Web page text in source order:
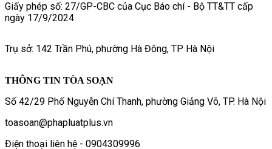
Giấy phép số: 27/GP-CBC của Cục Báo chí - Bộ TT&TT cấp
ngày 17/9/2024
Trụ sở: 142 Trần Phú, phường Hà Đông, TP Hà Nội
THÔNG TIN TÒA SOẠN
Số 42/29 Phố Nguyễn Chí Thanh, phường Giảng Võ, TP. Hà Nội
toasoan@phapluatplus.vn
Điện thoại liên hệ - 0904309996